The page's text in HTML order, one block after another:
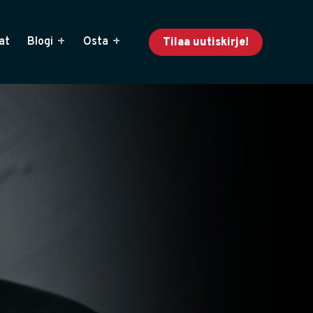
Blogi Osta Tilaa uutiskirje!